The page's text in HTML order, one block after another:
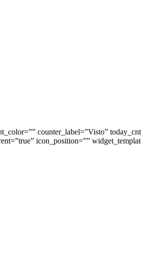
counter_label=”Visto”
icon_position=””